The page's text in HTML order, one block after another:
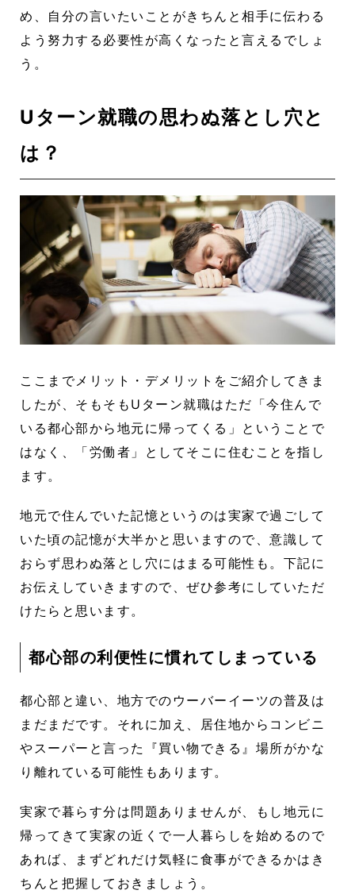
め、自分の言いたいことがきちんと相手に伝わる
よう努力する必要性が高くなったと言えるでしょ
う。
Uターン就職の思わぬ落とし穴と
は？
ここまでメリット・デメリットをご紹介してきま
したが、そもそもUターン就職はただ「今住んで
いる都心部から地元に帰ってくる」ということで
はなく、「労働者」としてそこに住むことを指し
ます。
地元で住んでいた記憶というのは実家で過ごして
いた頃の記憶が大半かと思いますので、意識して
おらず思わぬ落とし穴にはまる可能性も。下記に
お伝えしていきますので、ぜひ参考にしていただ
けたらと思います。
都心部の利便性に慣れてしまっている
都心部と違い、地方でのウーバーイーツの普及は
まだまだです。それに加え、居住地からコンビニ
やスーパーと言った『買い物できる』場所がかな
り離れている可能性もあります。
実家で暮らす分は問題ありませんが、もし地元に
帰ってきて実家の近くで一人暮らしを始めるので
あれば、まずどれだけ気軽に食事ができるかはき
ちんと把握しておきましょう。